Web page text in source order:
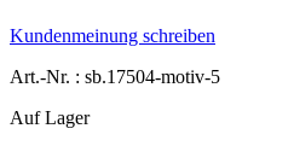
Kundenmeinung schreiben
Art.-Nr. : sb.17504-motiv-5
Auf Lager